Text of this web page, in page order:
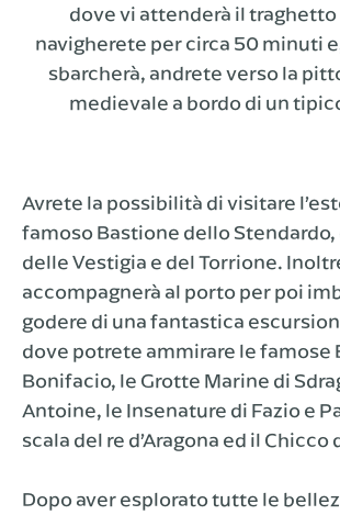
dove vi attenderà il traghetto
navigherete per circa 50 minuti
sbarcherà, andrete verso la
medievale a bordo di un
Avrete la possibilità di visitare
famoso Bastione dello
delle Vestigia e del Torrione.
accompagnerà al porto per poi
godere di una fantastica
dove potrete ammirare le famose
Bonifacio, le Grotte Marine di
Antoine, le Insenature di Fazio e
scala del re d’Aragona ed il Chicco
Dopo aver esplorato tutte le